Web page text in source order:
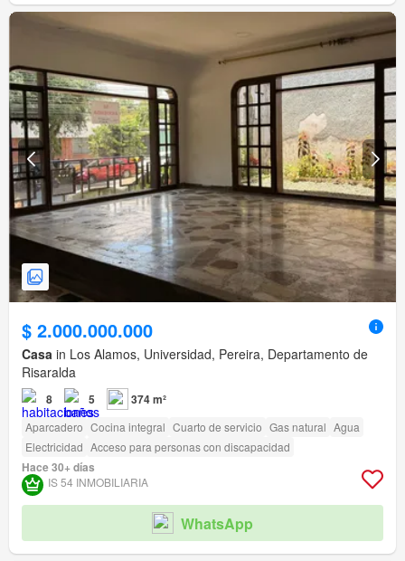
$ 2.000.000.000
Casa in Los Alamos, Universidad, Pereira, Departamento de
Risaralda
8 5 374 m²
Aparcadero Cocina integral Cuarto de servicio Gas natural Agua
Electricidad Acceso para personas con discapacidad
Hace 30+ días
IS 54 INMOBILIARIA
WhatsApp